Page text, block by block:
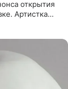
открытия
Артистка